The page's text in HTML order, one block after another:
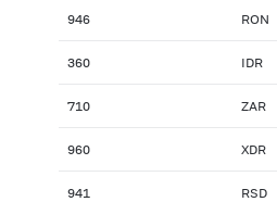
946 RON
360 IDR
710 ZAR
960 XDR
941 RSD